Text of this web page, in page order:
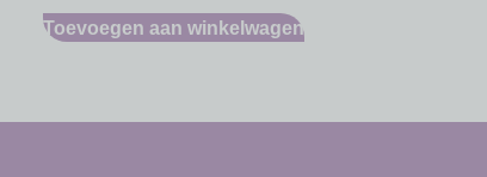
Toevoegen aan winkelwagen